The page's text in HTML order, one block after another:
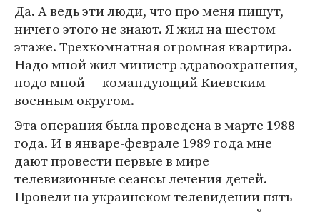
Да. А ведь эти люди, что про меня пишут,
ничего этого не знают. Я жил на шестом
этаже. Трехкомнатная огромная квартира.
Надо мной жил министр здравоохранения,
подо мной — командующий Киевским
военным округом.
Эта операция была проведена в марте 1988
года. И в январе-феврале 1989 года мне
дают провести первые в мире
телевизионные сеансы лечения детей.
Провели на украинском телевидении пять